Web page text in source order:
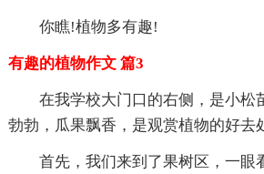
你瞧!植物多有趣!
有趣的植物作文 篇3
在我学校大门口的右侧，是小松
勃勃，瓜果飘香，是观赏植物的好去
首先，我们来到了果树区，一眼